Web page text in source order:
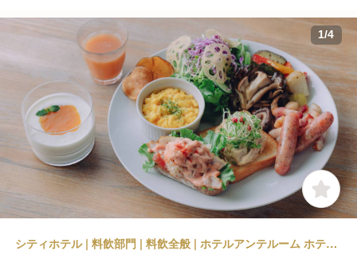
1/4
シティホテル | 料飲部門 | 料飲全般 | ホテルアンテルーム ホテルアンテルーム京都